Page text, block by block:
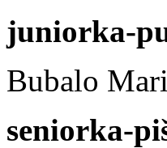
juniorka-
seniorka-